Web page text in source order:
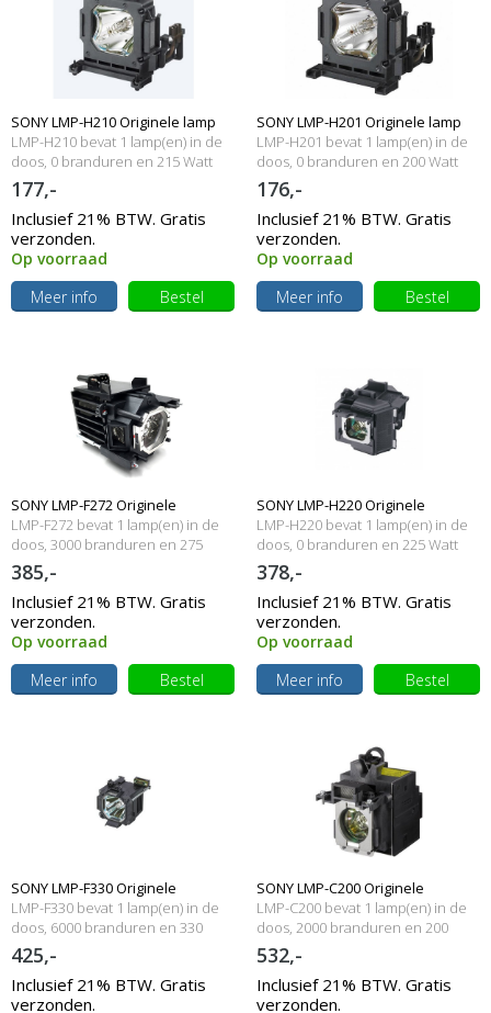
SONY LMP-H210 Originele lamp
met behuizing
LMP-H210 bevat 1 lamp(en) in de
doos, 0 branduren en 215 Watt
177,-
Inclusief 21% BTW. Gratis
verzonden.
Op voorraad
Meer info
Bestel
SONY LMP-H201 Originele lamp
met behuizing
LMP-H201 bevat 1 lamp(en) in de
doos, 0 branduren en 200 Watt
176,-
Inclusief 21% BTW. Gratis
verzonden.
Op voorraad
Meer info
Bestel
SONY LMP-F272 Originele
lampmodule
LMP-F272 bevat 1 lamp(en) in de
doos, 3000 branduren en 275
Watt
385,-
Inclusief 21% BTW. Gratis
verzonden.
Op voorraad
Meer info
Bestel
SONY LMP-H220 Originele
lampmodule
LMP-H220 bevat 1 lamp(en) in de
doos, 0 branduren en 225 Watt
378,-
Inclusief 21% BTW. Gratis
verzonden.
Op voorraad
Meer info
Bestel
SONY LMP-F330 Originele
lampmodule
LMP-F330 bevat 1 lamp(en) in de
doos, 6000 branduren en 330
Watt
425,-
Inclusief 21% BTW. Gratis
verzonden.
SONY LMP-C200 Originele
lampmodule
LMP-C200 bevat 1 lamp(en) in de
doos, 2000 branduren en 200
Watt
532,-
Inclusief 21% BTW. Gratis
verzonden.